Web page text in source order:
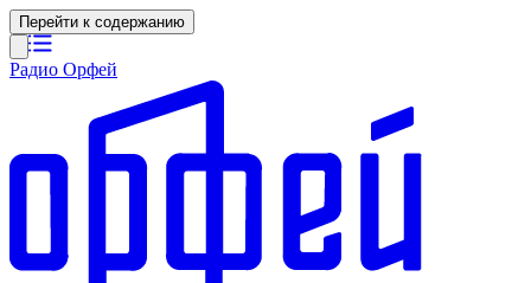
Перейти к содержанию
Радио Орфей